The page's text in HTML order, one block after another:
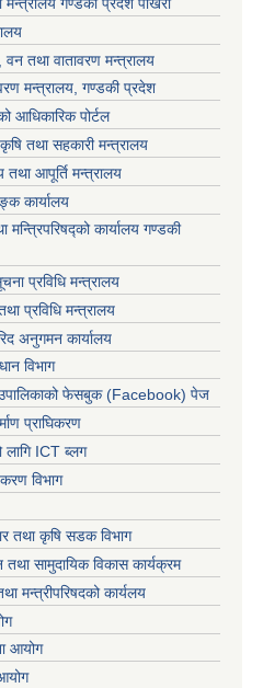
वन तथा वातावरण मन्त्रालय
मन्त्रालय, गण्डकी प्रदेश
आधिकारिक पोर्टल
तथा सहकारी मन्त्रालय
तथा आपूर्ति मन्त्रालय
कार्यालय
मन्त्रिपरिषद्को कार्यालय गण्डकी
प्रविधि मन्त्रालय
तथा प्रविधि मन्त्रालय
अनुगमन कार्यालय
विभाग
फेसबुक (Facebook) पेज
प्राघिकरण
लागि ICT ब्लग
विभाग
तथा कृषि सडक विभाग
तथा सामुदायिक विकास कार्यक्रम
मन्त्रीपरिषदको कार्यलय
आयोग